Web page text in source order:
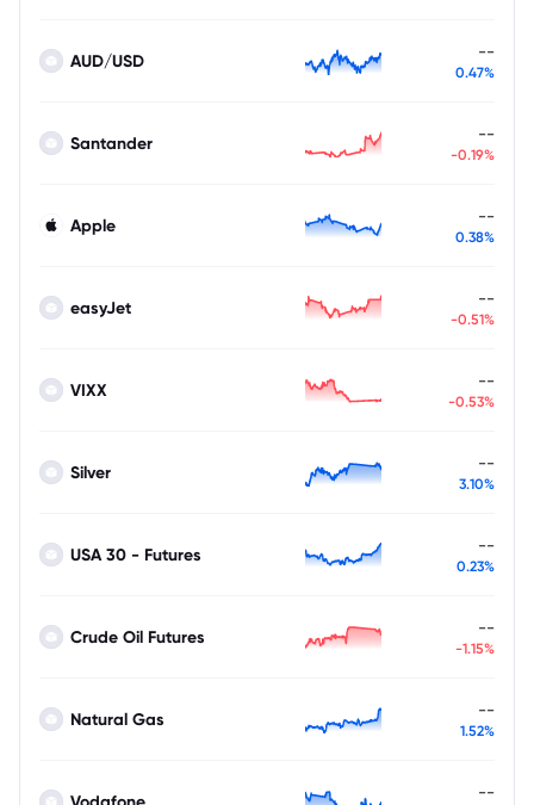
AUD/USD --
0.47%
Santander --
-0.19%
Apple --
0.38%
easyJet --
-0.51%
VIXX --
-0.53%
Silver --
3.10%
USA 30 - Futures --
0.23%
Crude Oil Futures --
-1.15%
Natural Gas --
1.52%
--